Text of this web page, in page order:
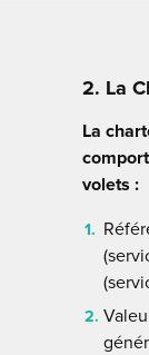
2. La
La
volets :